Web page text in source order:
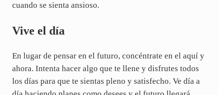
cuando se sienta ansioso.
Vive el día
En lugar de pensar en el futuro, concéntrate en el aquí y
ahora. Intenta hacer algo que te llene y disfrutes todos
los días para que te sientas pleno y satisfecho. Ve día a